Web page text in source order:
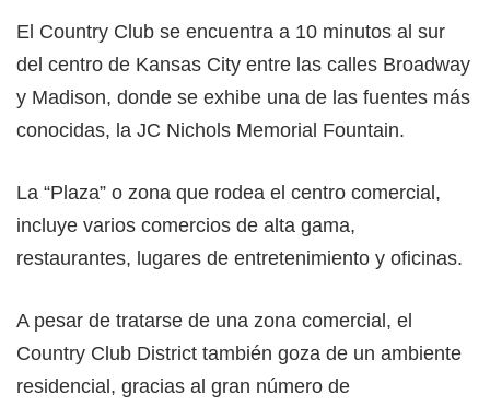
El Country Club se encuentra a 10 minutos al sur
del centro de Kansas City entre las calles Broadway
y Madison, donde se exhibe una de las fuentes más
conocidas, la JC Nichols Memorial Fountain.
La “Plaza” o zona que rodea el centro comercial,
incluye varios comercios de alta gama,
restaurantes, lugares de entretenimiento y oficinas.
A pesar de tratarse de una zona comercial, el
Country Club District también goza de un ambiente
residencial, gracias al gran número de